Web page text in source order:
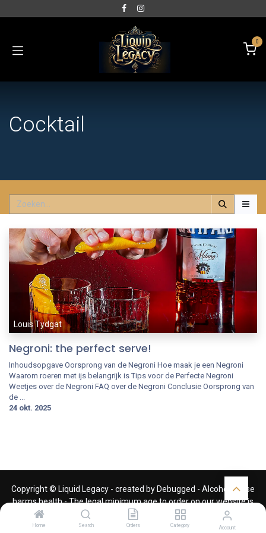
Home Search Orders Category Account
0
Cocktail
Louis Tydgat
Negroni: the perfect serve!
Inhoudsopgave Oorsprong van de Negroni Hoe maak je een Negroni
Waarom roeren met ijs belangrijk is Tips voor de Perfecte Negroni
Weetjes over de Negroni FAQ over de Negroni Conclusie Oorsprong van
de ...
24 okt. 2025
Copyright © Liquid Legacy - created by Debugged - Alcohol abuse
harms health - The legal minimum age to order on our website is
18 years